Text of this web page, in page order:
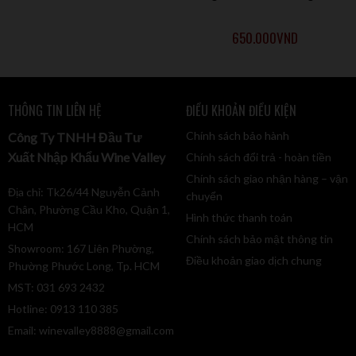
650.000VND
THÔNG TIN LIÊN HỆ
Công Ty TNHH Đầu Tư
Xuất Nhập Khẩu Wine Valley
Địa chỉ: Tk26/44 Nguyễn Cảnh
Chân, Phường Cầu Kho, Quận 1,
HCM
Showroom: 167 Liên Phường,
Phường Phước Long, Tp. HCM
MST: 031 693 2432
Hotline: 0913 110 385
Email: winevalley8888@gmail.com
ĐIỀU KHOẢN ĐIỀU KIỆN
Chính sách bảo hành
Chính sách đổi trả - hoàn tiền
Chính sách giao nhận hàng – vận
chuyển
Hình thức thanh toán
Chính sách bảo mật thông tin
Điều khoản giao dịch chung